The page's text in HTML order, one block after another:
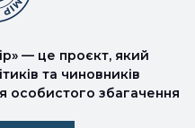
— це проєкт, який
та чиновників
особистого збагачення